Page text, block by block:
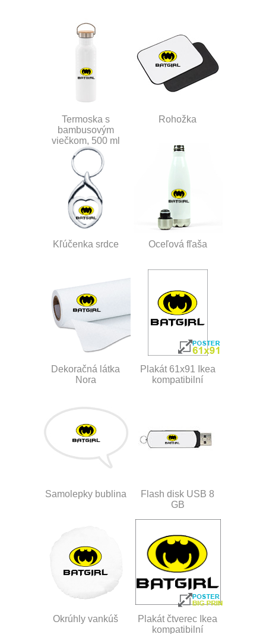
Termoska s
bambusovým
viečkom, 500 ml
Rohožka
Kľúčenka srdce Oceľová fľaša
Dekoračná látka
Nora
Plakát 61x91 Ikea
kompatibilní
Samolepky bublina
Flash disk USB 8
GB
Okrúhly vankúš
Plakát čtverec Ikea
kompatibilní